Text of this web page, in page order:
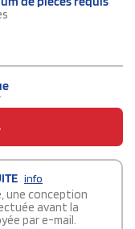
info
une conception
avant la
par e-mail.